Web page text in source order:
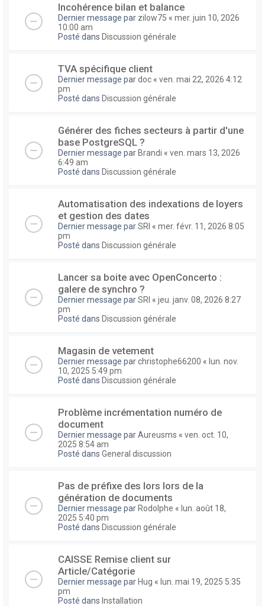
Incohérence bilan et balance
Dernier message par zilow75 « mer. juin 10, 2026
10:00 am
Posté dans Discussion générale
TVA spécifique client
Dernier message pardoc « ven. mai 22, 2026 4:12
pm
Posté dans Discussion générale
Générer des fiches secteurs à partir d'une
base PostgreSQL ?
Dernier message par Brandi « ven. mars 13, 2026
6:49 am
Posté dans Discussion générale
Automatisation des indexations de loyers
et gestion des dates
Dernier message parSRI « mer. févr. 11, 2026 8:05
pm
Posté dans Discussion générale
Lancer sa boite avec OpenConcerto :
galere de synchro ?
Dernier message parSRI « jeu. janv. 08, 2026 8:27
pm
Posté dans Discussion générale
Magasin de vetement
Dernier message parchristophe66200 « lun. nov.
10, 2025 5:49 pm
Posté dans Discussion générale
Problème incrémentation numéro de
document
Dernier message parAureusms « ven. oct. 10,
2025 8:54 am
Posté dans General discussion
Pas de préfixe des lors lors de la
génération de documents
Dernier message par Rodolphe « lun. août 18,
2025 5:40 pm
Posté dans Discussion générale
CAISSE Remise client sur
Article/Catégorie
Dernier message par Hug « lun. mai 19, 2025 5:35
pm
Posté dans Installation